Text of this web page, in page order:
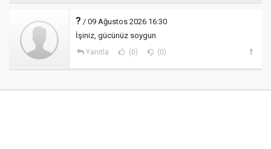
? / 09 Ağustos 2026 16:30
İşiniz, gücünüz soygun
Yanıtla (0) (0)